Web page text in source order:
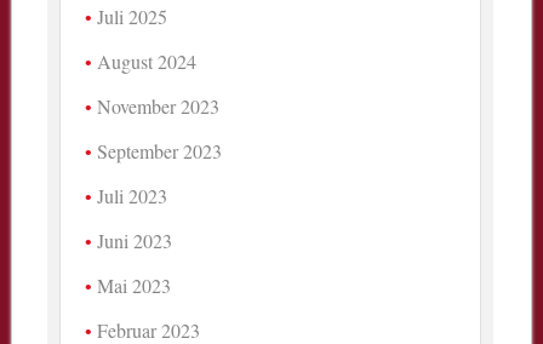
Juli 2025
August 2024
November 2023
September 2023
Juli 2023
Juni 2023
Mai 2023
Februar 2023